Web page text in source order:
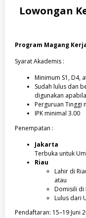
Lowongan
Program Magang
Syarat Akademis :
Minimum S1, D4,
Sudah lulus dan
digunakan
Perguruan Tinggi
IPK minimal 3.00
Penempatan :
Jakarta
Terbuka untuk
Riau
Lahir di
atau
Domisili di
Lulus dari
Pendaftaran: 15–19 Juni